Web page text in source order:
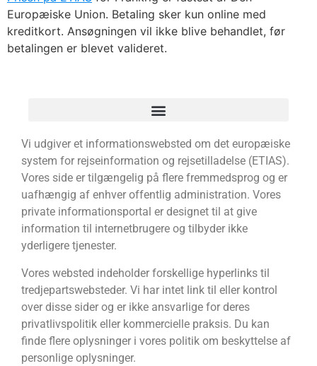
Europæiske Union. Betaling sker kun online med
kreditkort. Ansøgningen vil ikke blive behandlet, før
betalingen er blevet valideret.
Vi udgiver et informationswebsted om det europæiske
system for rejseinformation og rejsetilladelse (ETIAS).
Vores side er tilgængelig på flere fremmedsprog og er
uafhængig af enhver offentlig administration. Vores
private informationsportal er designet til at give
information til internetbrugere og tilbyder ikke
yderligere tjenester.
Vores websted indeholder forskellige hyperlinks til
tredjepartswebsteder. Vi har intet link til eller kontrol
over disse sider og er ikke ansvarlige for deres
privatlivspolitik eller kommercielle praksis. Du kan
finde flere oplysninger i vores politik om beskyttelse af
personlige oplysninger.